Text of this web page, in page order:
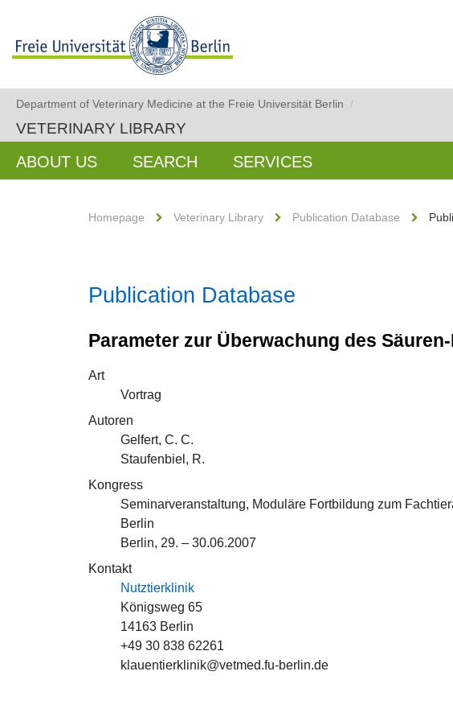
Department of Veterinary Medicine at the Freie Universität Berlin /
VETERINARY LIBRARY
ABOUT US SEARCH SERVICES
Homepage Veterinary Library Publication Database
Publication Database
Parameter zur Überwachung des
Art
Vortrag
Autoren
Gelfert, C. C.
Staufenbiel, R.
Kongress
Seminarveranstaltung, Moduläre Fortbildung zum
Berlin
Berlin, 29. – 30.06.2007
Kontakt
Nutztierklinik
Königsweg 65
14163 Berlin
+49 30 838 62261
klauentierklinik@vetmed.fu-berlin.de